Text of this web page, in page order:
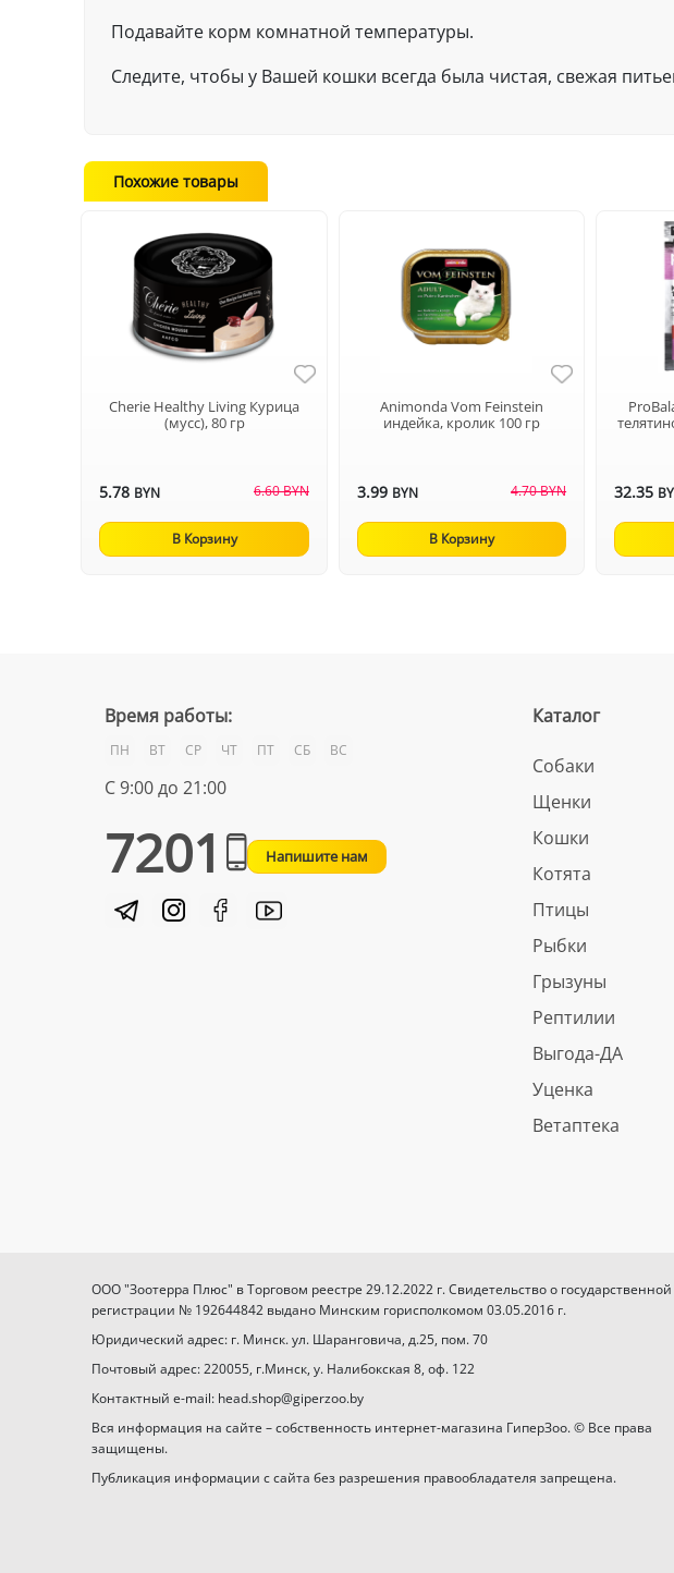
Подавайте корм комнатной температуры.
Следите, чтобы у Вашей кошки всегда была чистая, свежая
Похожие товары
Cherie Healthy Living Курица
(мусс), 80 гр
5.78 BYN 6.60 BYN
В Корзину
Animonda Vom Feinstein
индейка, кролик 100 гр
3.99 BYN 4.70 BYN
В Корзину
32.35
Время работы:
ПН ВТ СР ЧТ ПТ СБ ВС
С 9:00 до 21:00
7201 Напишите нам
Каталог
Собаки
Щенки
Кошки
Котята
Птицы
Рыбки
Грызуны
Рептилии
Выгода-ДА
Уценка
Ветаптека
ООО "Зоотерра Плюс" в Торговом реестре 29.12.2022 г. Свидетельство о государственной
регистрации № 192644842 выдано Минским горисполкомом 03.05.2016 г.
Юридический адрес: г. Минск. ул. Шаранговича, д.25, пом. 70
Почтовый адрес: 220055, г.Минск, у. Налибокская 8, оф. 122
Контактный e-mail: head.shop@giperzoo.by
Вся информация на сайте – собственность интернет-магазина ГиперЗоо. © Все права
защищены.
Публикация информации с сайта без разрешения правообладателя запрещена.